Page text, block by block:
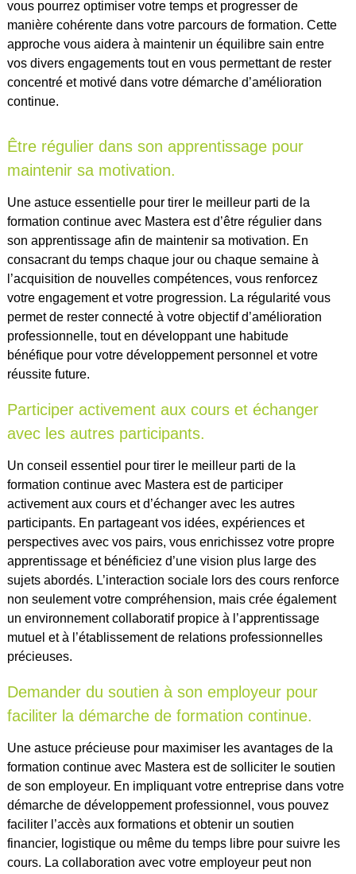
vous pourrez optimiser votre temps et progresser de
manière cohérente dans votre parcours de formation. Cette
approche vous aidera à maintenir un équilibre sain entre
vos divers engagements tout en vous permettant de rester
concentré et motivé dans votre démarche d’amélioration
continue.
Être régulier dans son apprentissage pour
maintenir sa motivation.
Une astuce essentielle pour tirer le meilleur parti de la
formation continue avec Mastera est d’être régulier dans
son apprentissage afin de maintenir sa motivation. En
consacrant du temps chaque jour ou chaque semaine à
l’acquisition de nouvelles compétences, vous renforcez
votre engagement et votre progression. La régularité vous
permet de rester connecté à votre objectif d’amélioration
professionnelle, tout en développant une habitude
bénéfique pour votre développement personnel et votre
réussite future.
Participer activement aux cours et échanger
avec les autres participants.
Un conseil essentiel pour tirer le meilleur parti de la
formation continue avec Mastera est de participer
activement aux cours et d’échanger avec les autres
participants. En partageant vos idées, expériences et
perspectives avec vos pairs, vous enrichissez votre propre
apprentissage et bénéficiez d’une vision plus large des
sujets abordés. L’interaction sociale lors des cours renforce
non seulement votre compréhension, mais crée également
un environnement collaboratif propice à l’apprentissage
mutuel et à l’établissement de relations professionnelles
précieuses.
Demander du soutien à son employeur pour
faciliter la démarche de formation continue.
Une astuce précieuse pour maximiser les avantages de la
formation continue avec Mastera est de solliciter le soutien
de son employeur. En impliquant votre entreprise dans votre
démarche de développement professionnel, vous pouvez
faciliter l’accès aux formations et obtenir un soutien
financier, logistique ou même du temps libre pour suivre les
cours. La collaboration avec votre employeur peut non